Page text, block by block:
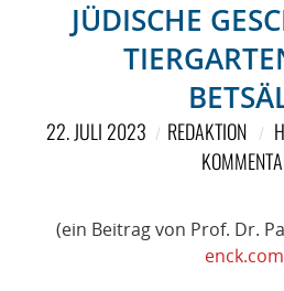
MAGAZIN
RUBRIKEN
JÜDISCHE
22. JULI 2023 REDAKTION
(ein Beitrag von Prof. Dr.
enck.com